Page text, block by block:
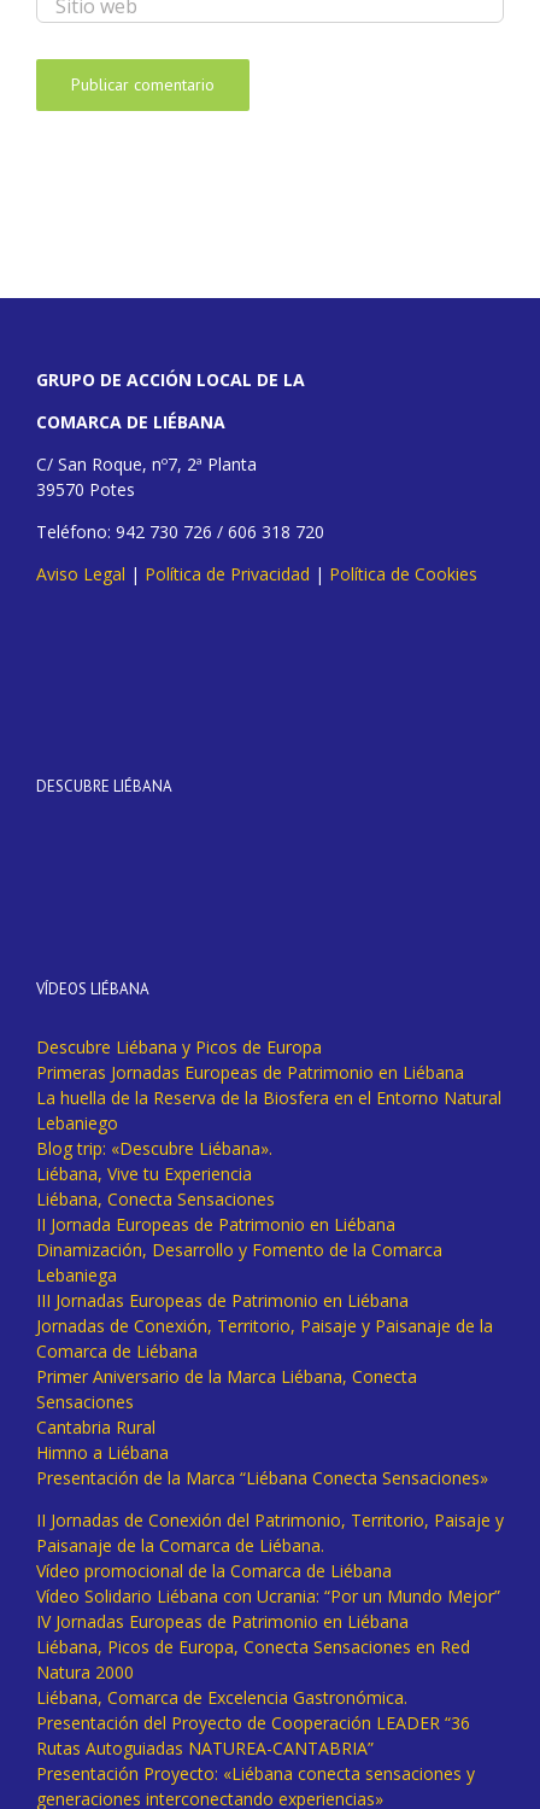
GRUPO DE ACCIÓN LOCAL DE LA
COMARCA DE LIÉBANA
C/ San Roque, nº7, 2ª Planta
39570 Potes
Teléfono: 942 730 726 / 606 318 720
Aviso Legal | Política de Privacidad | Política de Cookies
DESCUBRE LIÉBANA
VÍDEOS LIÉBANA
Descubre Liébana y Picos de Europa
Primeras Jornadas Europeas de Patrimonio en Liébana
La huella de la Reserva de la Biosfera en el Entorno Natural
Lebaniego
Blog trip: «Descubre Liébana».
Liébana, Vive tu Experiencia
Liébana, Conecta Sensaciones
II Jornada Europeas de Patrimonio en Liébana
Dinamización, Desarrollo y Fomento de la Comarca
Lebaniega
III Jornadas Europeas de Patrimonio en Liébana
Jornadas de Conexión, Territorio, Paisaje y Paisanaje de la
Comarca de Liébana
Primer Aniversario de la Marca Liébana, Conecta
Sensaciones
Cantabria Rural
Himno a Liébana
Presentación de la Marca “Liébana Conecta Sensaciones»
II Jornadas de Conexión del Patrimonio, Territorio, Paisaje y
Paisanaje de la Comarca de Liébana.
Vídeo promocional de la Comarca de Liébana
Vídeo Solidario Liébana con Ucrania: “Por un Mundo Mejor”
IV Jornadas Europeas de Patrimonio en Liébana
Liébana, Picos de Europa, Conecta Sensaciones en Red
Natura 2000
Liébana, Comarca de Excelencia Gastronómica.
Presentación del Proyecto de Cooperación LEADER “36
Rutas Autoguiadas NATUREA-CANTABRIA”
Presentación Proyecto: «Liébana conecta sensaciones y
generaciones interconectando experiencias»